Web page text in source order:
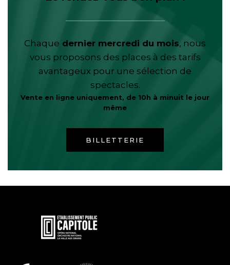
Chaque dernier mercredi du mois, nous
vous proposons des places à des tarifs
avantageux pour une sélection de
spectacles.
Vente en ligne uniquement, de 10h à minuit le jour
même
BILLETTERIE
En
savoir